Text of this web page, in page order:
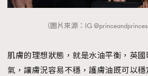
（圖片來源：IG
肌膚的理想狀態，就是水油平衡，英
氣，讓膚況容易不穩，護膚油既可以